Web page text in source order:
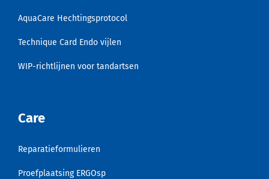
AquaCare Hechtingsprotocol
Technique Card Endo vijlen
WIP-richtlijnen voor tandartsen
Care
Reparatieformulieren
Proefplaatsing ERGOsp